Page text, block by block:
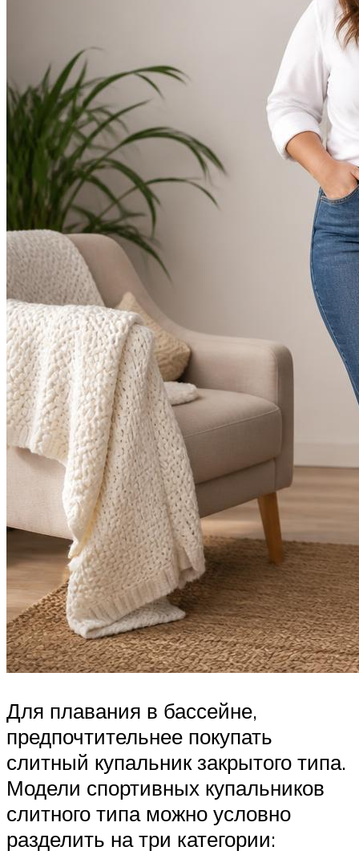
Для плавания в бассейне,
предпочтительнее покупать
слитный купальник закрытого типа.
Модели спортивных купальников
слитного типа можно условно
разделить на три категории: